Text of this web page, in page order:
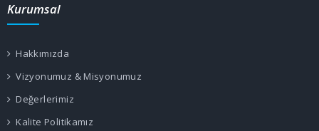
Kurumsal
Hakkımızda
Vizyonumuz & Misyonumuz
Değerlerimiz
Kalite Politikamız